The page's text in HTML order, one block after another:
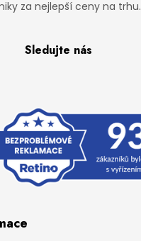
za nejlepší ceny na trhu.
Sledujte nás